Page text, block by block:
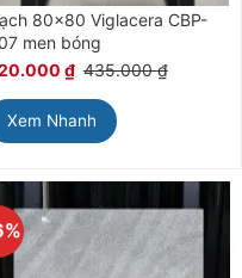
80×80 Viglacera CBP-
men bóng
₫ 435.000₫
Xem Nhanh